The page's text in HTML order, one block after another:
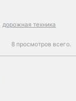
дорожная техника
8 просмотров всего.